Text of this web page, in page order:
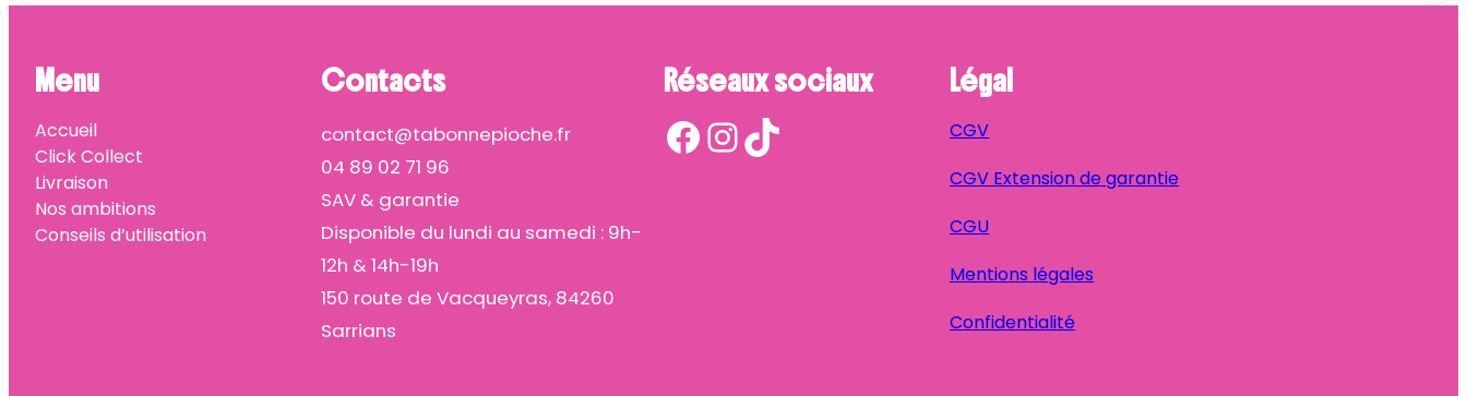
Menu
Accueil
Click Collect
Livraison
Nos ambitions
Conseils d’utilisation
Contacts
contact@tabonnepioche.fr
04 89 02 71 96
SAV & garantie
Disponible du lundi au samedi : 9h-
12h & 14h-19h
150 route de Vacqueyras, 84260
Sarrians
Réseaux sociaux
Facebook InstagramTikTok
Légal
CGV
CGV Extension de garantie
CGU
Mentions légales
Confidentialité